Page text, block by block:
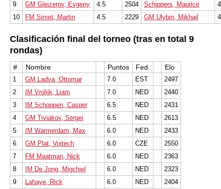
9
GM Gleizerov, Evgeny 4.5 2504 Schippers, Maurice
10
FM Simet, Martin 4.5 2229 GM Ulybin, Mikhail
Clasificación final del torneo (tras en total 9
rondas)
# Nombre Puntos Fed. Elo
1 GM Ladva, Ottomar 7.0 EST
2497
2
IM Vrolijk, Liam 7.0 NED
2440
3
IM Schoppen, Casper 6.5 NED
2431
4
GM Tiviakov, Sergei 6.5 NED
2613
5
IM Warmerdam, Max 6.0 NED
2433
6
GM Plat, Vojtech 6.0 CZE
2550
7
FM Maatman, Nick 6.0 NED
2363
8
IM De Jong, Migchiel 6.0 NED
2323
9
Lahaye, Rick 6.0 NED
2404